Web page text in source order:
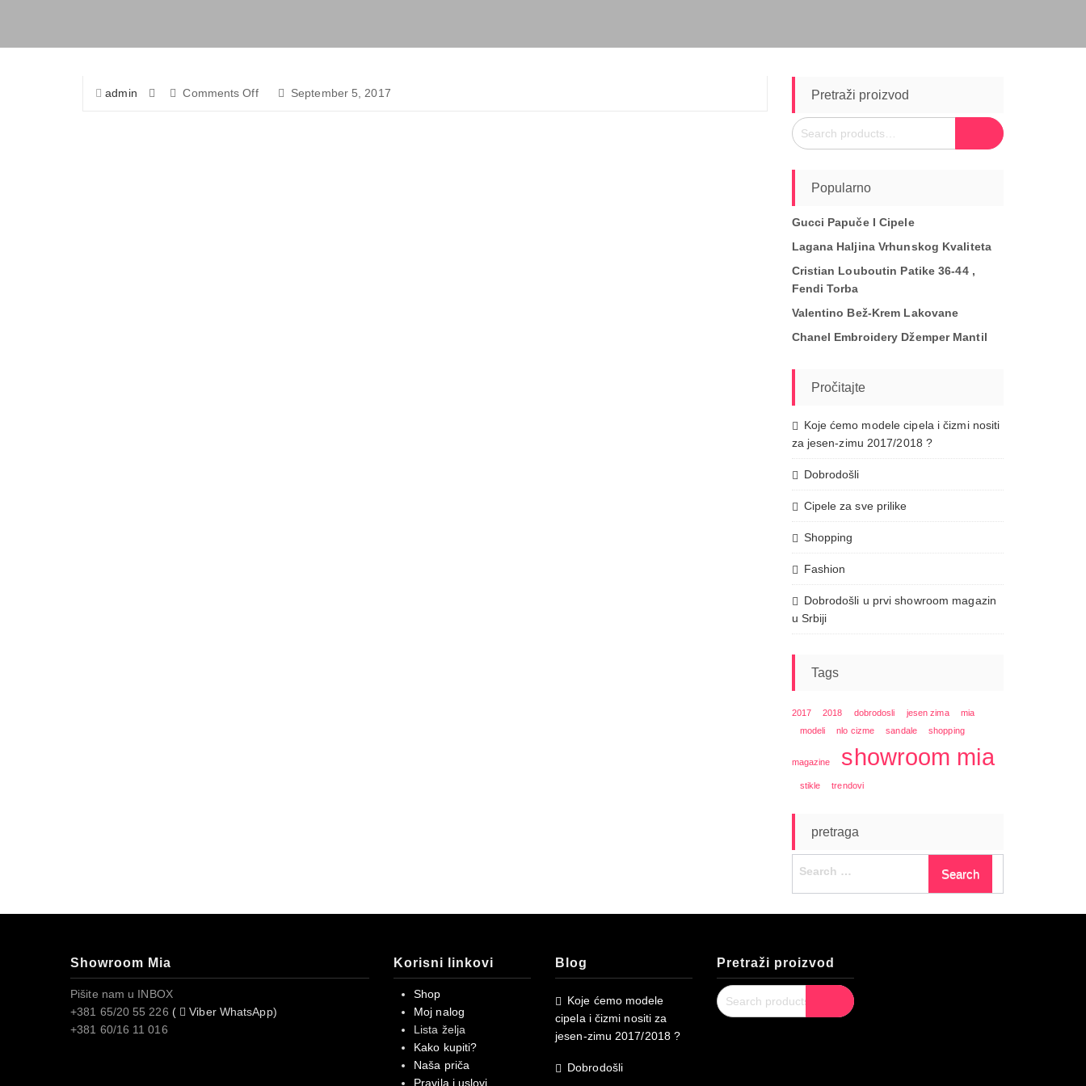
admin Comments Offon
September 5, 2017 Pretraži proizvod
Search
for:
Popularno
Gucci Papuče I Cipele
Lagana Haljina Vrhunskog Kvaliteta
Cristian Louboutin Patike 36-44 ,
Fendi Torba
Valentino Bež-Krem Lakovane
Chanel Embroidery Džemper Mantil
Pročitajte
Koje ćemo modele cipela i čizmi nositi
za jesen-zimu 2017/2018 ?
Dobrodošli
Cipele za sve prilike
Shopping
Fashion
Dobrodošli u prvi showroom magazin
u Srbiji
Tags
2017 2018 dobrodosli jesen zima
mia
modeli
nlo cizme sandale shopping
magazine showroom mia
stikle trendovi
pretraga
Showroom Mia
Pišite nam u INBOX
+381 65/20 55 226 (
Viber WhatsApp)
+381 60/16 11 016
Korisni linkovi
Shop
Moj nalog
Lista želja
Kako kupiti?
Naša priča
Pravila i uslovi
Blog
Koje ćemo modele
cipela i čizmi nositi za
jesen-zimu 2017/2018 ?
Dobrodošli
Pretraži proizvod
Search
for: